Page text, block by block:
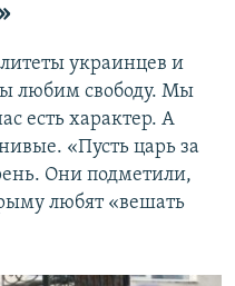
украинцев и
любим свободу. Мы
есть характер. А
«Пусть царь за
Они подметили,
любят «вешать